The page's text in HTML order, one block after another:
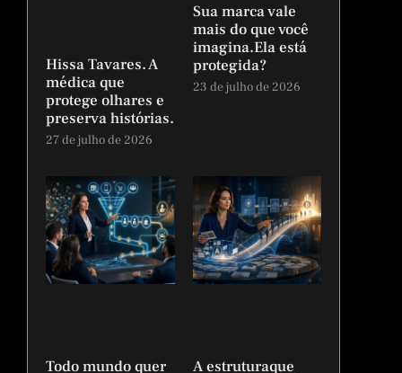
Hissa Tavares. A
médica que
protege olhares e
preserva histórias.
27 de julho de 2026
Sua marca vale
mais do que você
imagina.Ela está
protegida?
23 de julho de 2026
Todo mundo quer
A estruturaque